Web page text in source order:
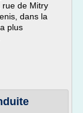
rue de Mitry
dans la
plus